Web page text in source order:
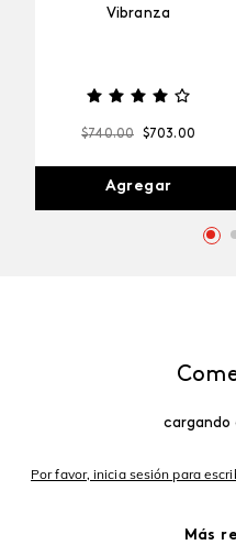
Vibranza
$740.00 $703.00
Agregar
cargando
Por favor, inicia sesión para
Más